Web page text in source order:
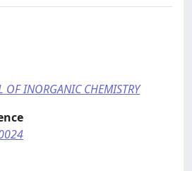
OF INORGANIC CHEMISTRY